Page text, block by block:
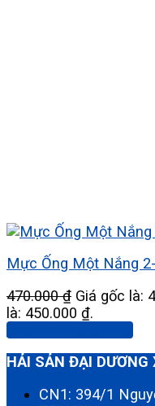
Mực Ống Một Nắng
470.000₫ Giá gốc là:
là: 450.000 ₫.
Thêm vào giỏ hàng
HẢI SẢN ĐẠI DƯƠNG
CN1: 394/1